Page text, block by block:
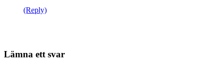
(Reply)
Lämna ett svar